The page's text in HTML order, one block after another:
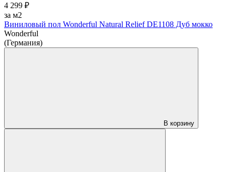
4 299 ₽
за м2
Виниловый пол Wonderful Natural Relief DE1108 Дуб мокко
Wonderful
(Германия)
В корзину